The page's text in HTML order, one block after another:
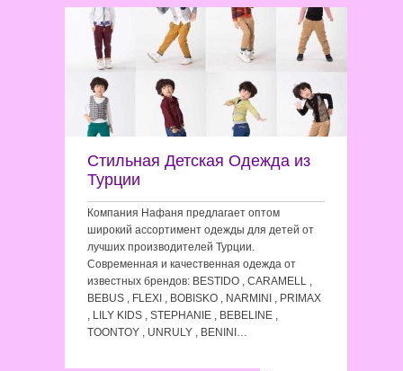
Стильная Детская Одежда из
Турции
Компания Нафаня предлагает оптом
широкий ассортимент одежды для детей от
лучших производителей Турции.
Современная и качественная одежда от
известных брендов: BESTIDO , CARAMELL ,
BEBUS , FLEXI , BOBISKO , NARMINI , PRIMAX
, LILY KIDS , STEPHANIE , BEBELINE ,
TOONTOY , UNRULY , BENINI…